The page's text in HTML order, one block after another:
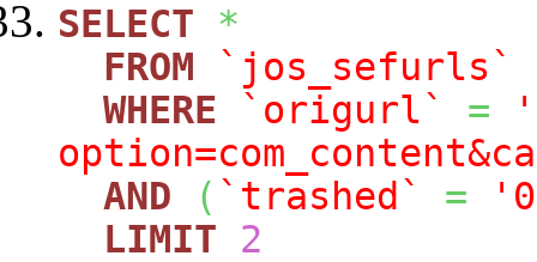
SELECT
*
FROM
`jos_sefurls`
WHERE
`origurl` =
AND
( `trashed` =
LIMIT
2